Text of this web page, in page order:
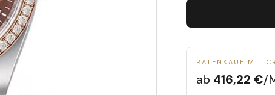
RATENKAUF MIT
ab 416,22 €/